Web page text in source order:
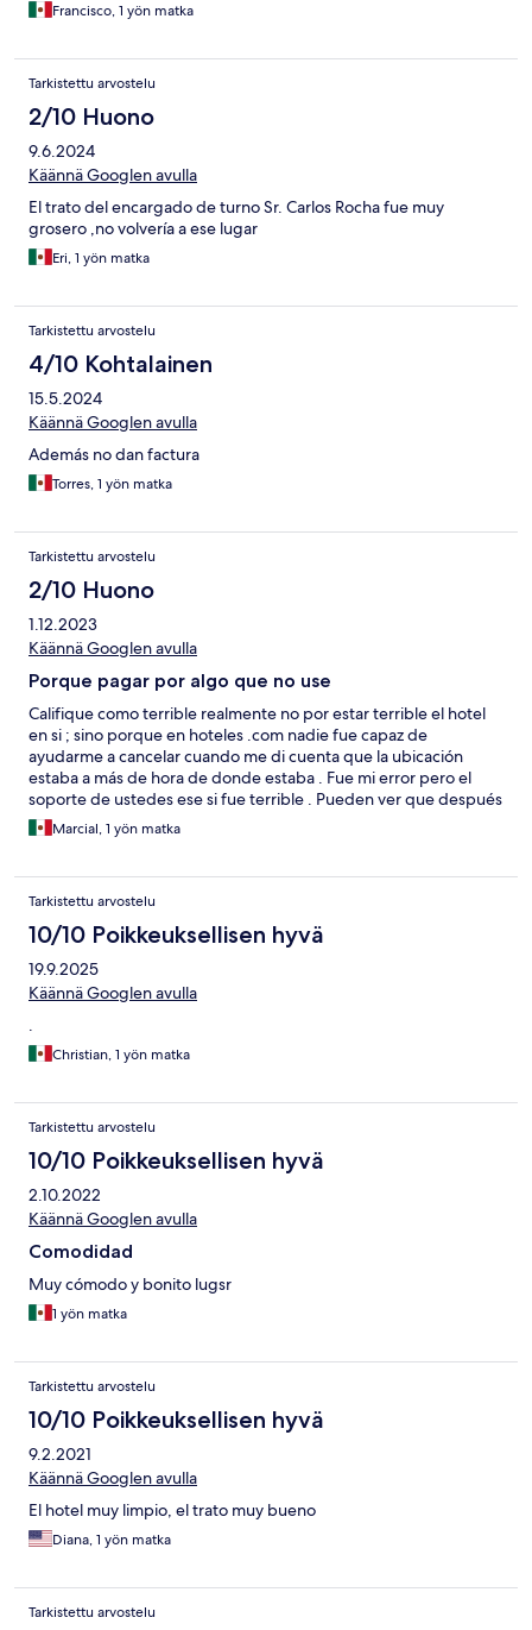
Francisco, 1 yön matka
Tarkistettu arvostelu
2/10 Huono
9.6.2024
Käännä Googlen avulla
El trato del encargado de turno Sr. Carlos Rocha fue muy
grosero ,no volvería a ese lugar
Eri, 1 yön matka
Tarkistettu arvostelu
4/10 Kohtalainen
15.5.2024
Käännä Googlen avulla
Además no dan factura
Torres, 1 yön matka
Tarkistettu arvostelu
2/10 Huono
1.12.2023
Käännä Googlen avulla
Porque pagar por algo que no use
Califique como terrible realmente no por estar terrible el hotel
en si ; sino porque en hoteles .com nadie fue capaz de
ayudarme a cancelar cuando me di cuenta que la ubicación
estaba a más de hora de donde estaba . Fue mi error pero el
soporte de ustedes ese si fue terrible . Pueden ver que después
hice otra para Hampton inn . Usaba antes mucho la app ; pero
esta experiencia ; porque tendré que pagar por algo que no use
decime que no era su problema . Que experiencia tan mala
Marcial, 1 yön matka
Tarkistettu arvostelu
10/10 Poikkeuksellisen hyvä
19.9.2025
Käännä Googlen avulla
.
Christian, 1 yön matka
Tarkistettu arvostelu
10/10 Poikkeuksellisen hyvä
2.10.2022
Käännä Googlen avulla
Comodidad
Muy cómodo y bonito lugsr
1 yön matka
Tarkistettu arvostelu
10/10 Poikkeuksellisen hyvä
9.2.2021
Käännä Googlen avulla
El hotel muy limpio, el trato muy bueno
Diana, 1 yön matka
Tarkistettu arvostelu